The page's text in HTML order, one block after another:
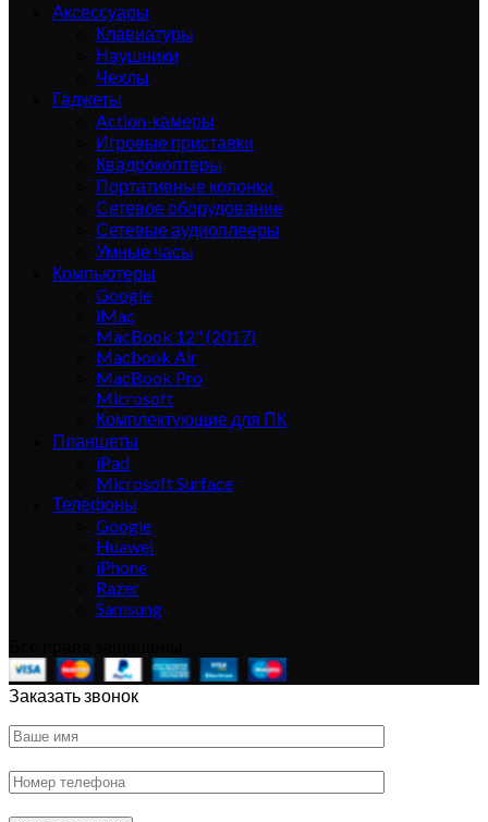
Аксессуары
Клавиатуры
Наушники
Чехлы
Гаджеты
Action-камеры
Игровые приставки
Квадрокоптеры
Портативные колонки
Сетевое оборудование
Сетевые аудиоплееры
Умные часы
Компьютеры
Google
iMac
MacBook 12" (2017)
Macbook Air
MacBook Pro
Microsoft
Комплектующие для ПК
Планшеты
iPad
Microsoft Surface
Телефоны
Google
Huawei
iPhone
Razer
Samsung
Заказать звонок